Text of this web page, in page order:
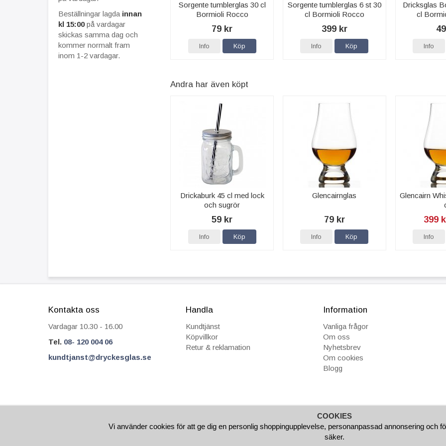
Beställningar lagda innan
kl 15:00på vardagar
skickas samma dag och
kommer normalt fram
inom 1-2 vardagar.
Sorgente tumblerglas 30 cl
Bormioli Rocco
79 kr
Info Köp
Sorgente tumblerglas 6 st 30
cl Bormioli Rocco
399 kr
Info Köp
Dricksglas
cl
Info
Andra har även köpt
Drickaburk 45 cl med lock
och sugrör
59 kr
Info Köp
Glencairnglas
79 kr
Info Köp
Glencairn
399
Info
Kontakta oss
Vardagar 10.30 - 16.00
Tel. 08- 120 004 06
kundtjanst@dryckesglas.se
Handla
Kundtjänst
Köpvillkor
Retur & reklamation
Information
Vanliga frågor
Om oss
Nyhetsbrev
Om cookies
Blogg
FAKTURA/AVBETALNING SNABBA LEVERANSER
COOKIES
Vi använder cookies för att ge dig en personlig shoppingupplevelse, personanpassad annonsering och
säker.